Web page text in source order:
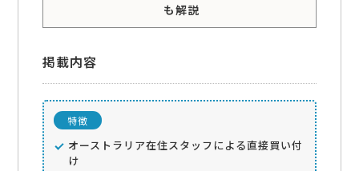
も解説
掲載内容
特徴
オーストラリア在住スタッフによる直接買い付
け